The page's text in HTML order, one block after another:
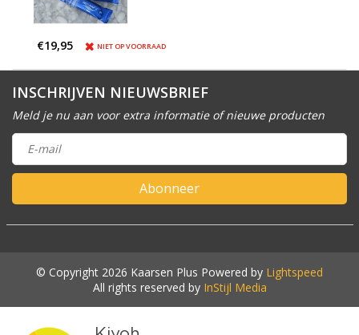
€19,95 NIET OP VOORRAAD
INSCHRIJVEN NIEUWSBRIEF
Meld je nu aan voor extra informatie of nieuwe producten
Abonneer
© Copyright 2026 Kaarsen Plus Powered by Lightspeed
All rights reserved by InStijl Media